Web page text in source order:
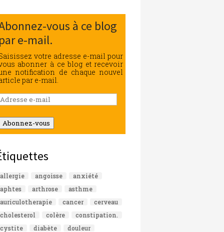
vous à ce blog
e-mail.
votre adresse e-mail pour
abonner à ce blog et recevoir
notification de chaque nouvel
par e-mail.
Abonnez-vous
allergie angoisse
anxiété
aphtes
arthrose
asthme
auriculotherapie
cancer
cerveau
cholesterol
colère
constipation.
cystite
diabète
douleur